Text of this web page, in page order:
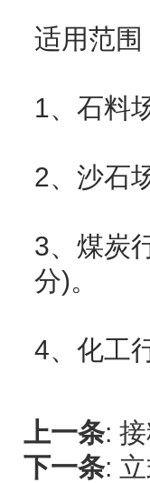
适用范围
1、石料
2、沙石
3、煤炭
分)。
4、化工
上一条:
下一条: